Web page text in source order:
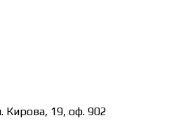
Кирова, 19, оф. 902